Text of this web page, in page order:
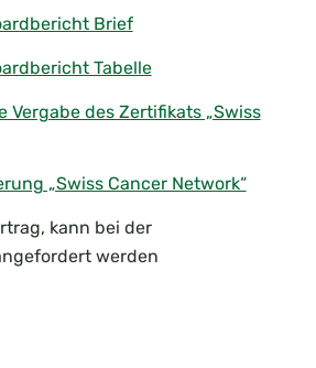
Brief
Tabelle
Vergabe des Zertifikats „Swiss
„Swiss Cancer Network“
kann bei der
werden